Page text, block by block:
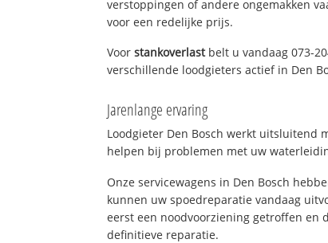
verstoppingen of andere ongemakken
voor een redelijke prijs.
Voorstankoverlastbelt u vandaag 073-
verschillende loodgieters actief in Den
Jarenlange ervaring
Loodgieter Den Bosch werkt uitsluitend
helpen bij problemen met uw
Onze servicewagens in Den Bosch
kunnen uw spoedreparatie vandaag
eerst een noodvoorziening getroffen en
definitieve reparatie.